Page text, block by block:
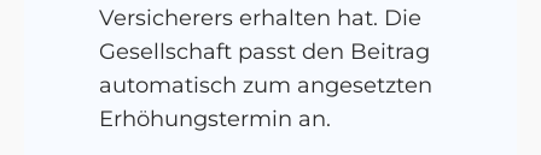
Versicherers erhalten hat. Die
Gesellschaft passt den Beitrag
automatisch zum angesetzten
Erhöhungstermin an.